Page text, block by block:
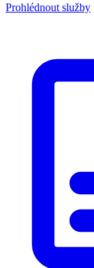
Prohlédnout služby